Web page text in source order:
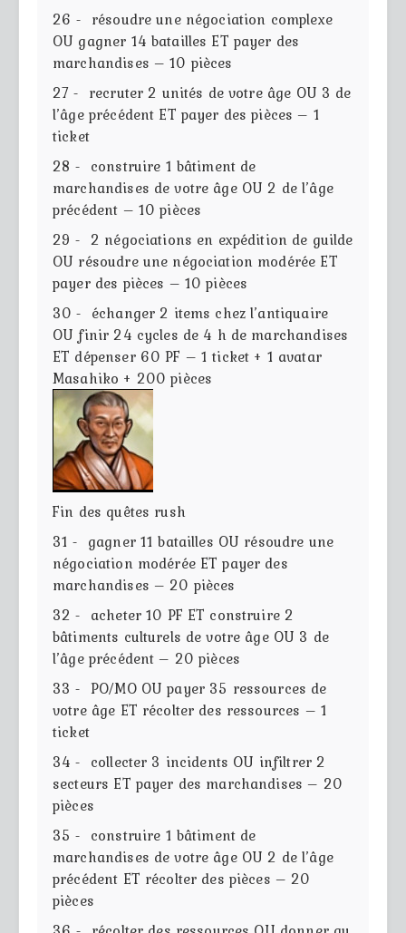
26 - résoudre une négociation complexe
OU gagner 14 batailles ET payer des
marchandises – 10 pièces
27 - recruter 2 unités de votre âge OU 3 de
l’âge précédent ET payer des pièces – 1
ticket
28 - construire 1 bâtiment de
marchandises de votre âge OU 2 de l’âge
précédent – 10 pièces
29 - 2 négociations en expédition de guilde
OU résoudre une négociation modérée ET
payer des pièces – 10 pièces
30 - échanger 2 items chez l’antiquaire
OU finir 24 cycles de 4 h de marchandises
ET dépenser 60 PF – 1 ticket + 1 avatar
Masahiko + 200 pièces
Fin des quêtes rush
31 - gagner 11 batailles OU résoudre une
négociation modérée ET payer des
marchandises – 20 pièces
32 - acheter 10 PF ET construire 2
bâtiments culturels de votre âge OU 3 de
l’âge précédent – 20 pièces
33 - PO/MO OU payer 35 ressources de
votre âge ET récolter des ressources – 1
ticket
34 - collecter 3 incidents OU infiltrer 2
secteurs ET payer des marchandises – 20
pièces
35 - construire 1 bâtiment de
marchandises de votre âge OU 2 de l’âge
précédent ET récolter des pièces – 20
pièces